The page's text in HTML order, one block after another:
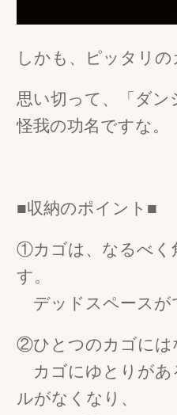
しかも、ピッタリ
思い切って、「ダ
怪我の功名ですな。
■収納のポイント■
①カゴは、なるべく
す。
デッドスペースが
②ひとつのカゴには
カゴにゆとりがあ
ルがなくなり、